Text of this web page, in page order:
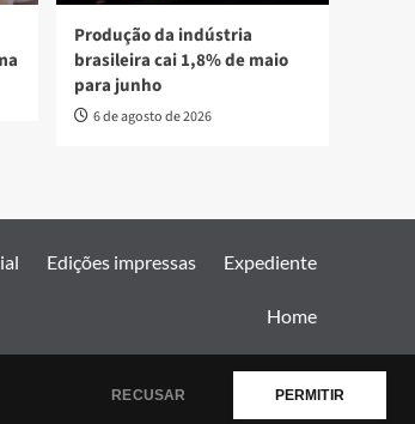
RECUSAR PERMITIR
Produção da indústria
brasileira cai 1,8% de maio
para junho
6 de agosto de 2026
Edições impressas Expediente
Home